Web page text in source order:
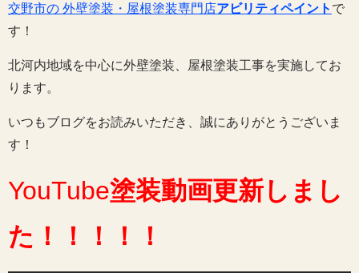
交野市の 外壁塗装・屋根塗装専門店アビリティペイント で
す！
北河内地域を中心に外壁塗装、屋根塗装工事を実施してお
ります。
いつもブログをお読みいただき、誠にありがとうございま
す！
YouTube塗装動画更新しまし
た ！！！！！